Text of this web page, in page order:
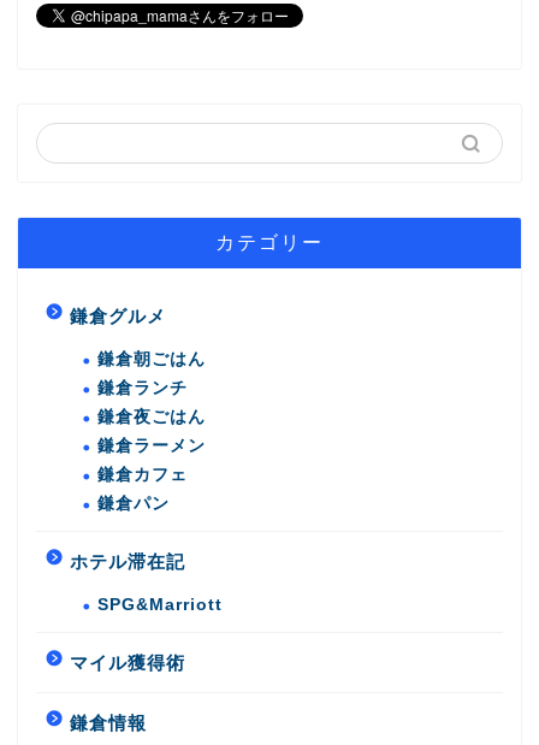
カテゴリー
鎌倉グルメ
鎌倉朝ごはん
鎌倉ランチ
鎌倉夜ごはん
鎌倉ラーメン
鎌倉カフェ
鎌倉パン
ホテル滞在記
SPG&Marriott
マイル獲得術
鎌倉情報